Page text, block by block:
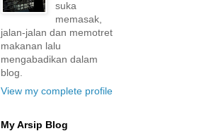
suka
memasak,
jalan-jalan dan memotret
makanan lalu
mengabadikan dalam
blog.
View my complete profile
My Arsip Blog